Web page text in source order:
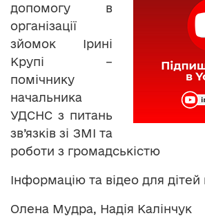
допомогу в
організації
зйомок Ірині
Крупі –
помічнику
начальника
УДСНС з питань
зв’язків зі ЗМІ та
роботи з громадськістю
Інформацію та відео для дітей
Олена Мудра, Надія Калінчук